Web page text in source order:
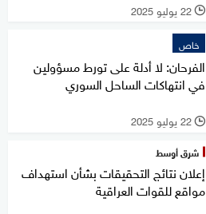
l 22 يوليو 2025
خاص
الفرحان: لا أدلة على تورط مسؤولين
في انتهاكات الساحل السوري
l 22 يوليو 2025
شرق أوسط
إعلان نتائج التحقيقات بشأن استهداف
مواقع للقوات العراقية